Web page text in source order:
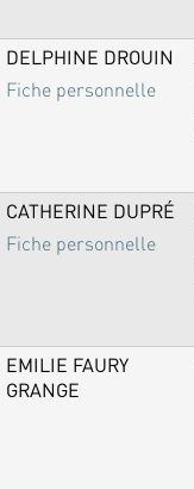
DELPHINE DROUIN
Fiche personnelle
CATHERINE DUPRÉ
Fiche personnelle
EMILIE FAURY
GRANGE